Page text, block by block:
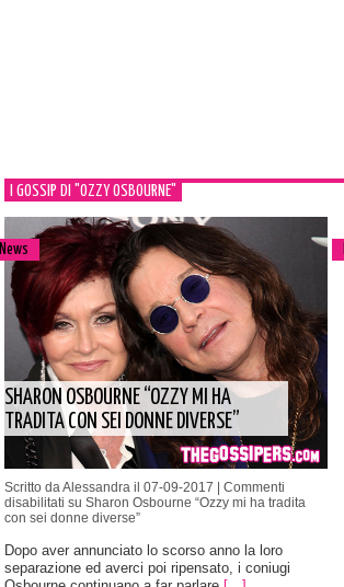
I GOSSIP DI "OZZY OSBOURNE"
News
SHARON OSBOURNE “OZZY MI HA
TRADITA CON SEI DONNE DIVERSE”
Scritto da Alessandra il 07-09-2017 | Commenti
disabilitati su Sharon Osbourne “Ozzy mi ha tradita
con sei donne diverse”
Dopo aver annunciato lo scorso anno la loro
separazione ed averci poi ripensato, i coniugi